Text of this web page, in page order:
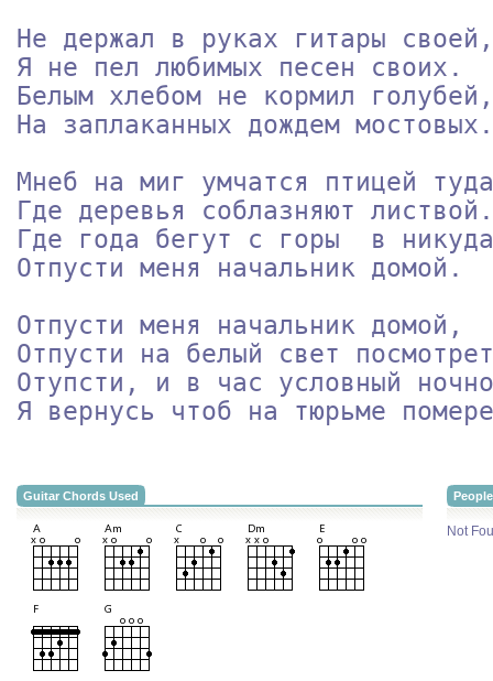
Не держал в руках гитары своей,
Я не пел любимых песен своих.
Белым хлебом не кормил голубей,
На заплаканных дождем мостовых.
Мнеб на миг умчатся птицей
Где деревья соблазняют листвой.
Где года бегут с горы  в
Отпусти меня начальник домой.
Отпусти меня начальник домой,
Отпусти на белый свет
Отупсти, и в час условный
Guitar Chords Used
Not